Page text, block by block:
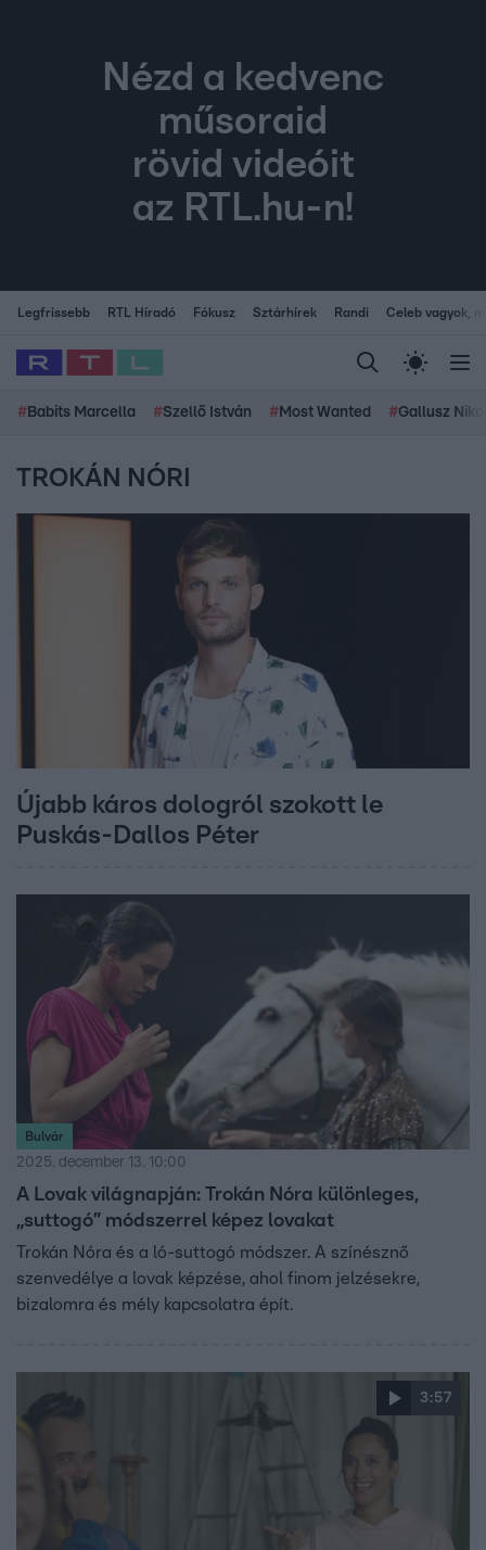
Nézd a kedvenc
műsoraid
rövid videóit
az RTL.hu-n!
Legfrissebb RTL Híradó Fókusz Sztárhírek Randi Celeb vagyok,
# Babits Marcella #Szellő István # Most Wanted #Gallusz
TROKÁN NÓRI
Újabb káros dologról szokott le
Puskás-Dallos Péter
Bulvár
2025. december 13. 10:00
A Lovak világnapján: Trokán Nóra különleges,
„suttogó” módszerrel képez lovakat
Trokán Nóra és a ló-suttogó módszer. A színésznő
szenvedélye a lovak képzése, ahol finom jelzésekre,
bizalomra és mély kapcsolatra épít.
3:57